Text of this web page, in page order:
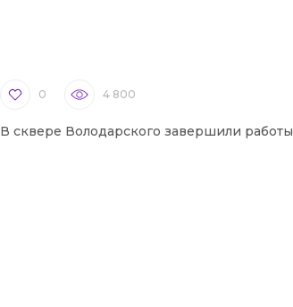
0 4 800
В сквере Володарского завершили работы